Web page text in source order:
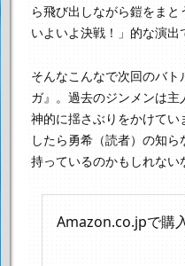
ら飛び出しながら鎧をまと
いよいよ決戦！」的な演出
そんなこんなで次回のバ
ガ』。 過去のジンメンは主
神的に揺さぶりをかけてい
したら勇希（読者）の知ら
持っているのかもしれない
Amazon.co.jpで購